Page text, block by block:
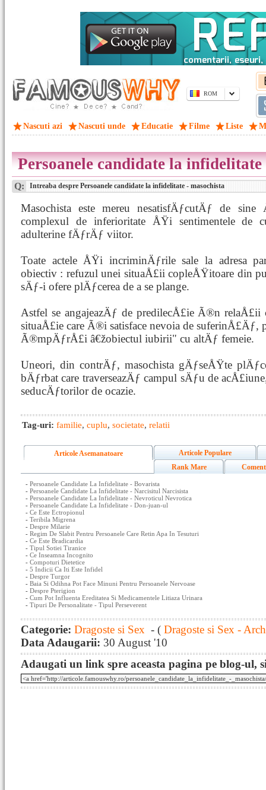
ROM
Nascuti azi Nascuti unde Educatie Filme Liste
Persoanele candidate la infidelitate
Q: Intreaba despre Persoanele candidate la infidelitate - masochista
Masochista este mereu nesatisfÄƒcutÄƒ de
complexul de inferioritate ÅŸi sentimentele de
adulterine fÄƒrÄƒ viitor.
Toate actele ÅŸi incriminÄƒrile sale la adresa
obiectiv : refuzul unei situaÅ£ii copleÅŸitoare din
sÄƒ-i ofere plÄƒcerea de a se plange.
Astfel se angajeazÄƒ de predilecÅ£ie Ã®n
situaÅ£ie care Ã®i satisface nevoia de suferinÅ£Äƒ,
Ã®mpÄƒrÅ£i â€žobiectul iubirii" cu altÄƒ femeie.
Uneori, din contrÄƒ, masochista gÄƒseÅŸte
bÄƒrbat care traverseazÄƒ campul sÄƒu de
seducÄƒtorilor de ocazie.
Tag-uri: familie, cuplu, societate, relatii
Articole Asemanatoare
Articole Populare
Rank Mare
- Persoanele Candidate La Infidelitate - Bovarista
- Persoanele Candidate La Infidelitate - Narcisitul Narcisista
- Persoanele Candidate La Infidelitate - Nevroticul Nevrotica
- Persoanele Candidate La Infidelitate - Don-juan-ul
- Ce Este Ectropionul
- Teribila Migrena
- Despre Milarie
- Regim De Slabit Pentru Persoanele Care Retin Apa In Tesuturi
- Ce Este Bradicardia
- Tipul Sotiei Tiranice
- Ce Inseamna Incognito
- Compoturi Dietetice
- 5 Indicii Ca Iti Este Infidel
- Despre Turgor
- Baia Si Odihna Pot Face Minuni Pentru Persoanele Nervoase
- Despre Pterigion
- Cum Pot Influenta Ereditatea Si Medicamentele Litiaza Urinara
- Tipuri De Personalitate - Tipul Perseverent
Categorie: Dragoste si Sex - ( Dragoste si Sex -
Data Adaugarii: 30 August '10
Adaugati un link spre aceasta pagina pe blog-ul,